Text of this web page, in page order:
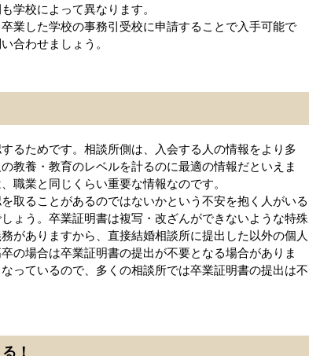
学校によって異なります。
業した学校の事務引受校に申請することで入手可能で
合わせましょう。
るためです。相談所側は、入会する人の情報をより多
教養・教育のレベルを計るのに最適の情報だといえま
職業と同じくらい重要な情報なのです。
取ることがあるのではないかという不安を抱く人がいる
ょう。卒業証明書は複写・改ざんができないような特殊
がありますから、直接結婚相談所に提出した以外の個人
の場合は卒業証明書の提出が不要となる場合がありま
っているので、多くの相談所では卒業証明書の提出は不
！